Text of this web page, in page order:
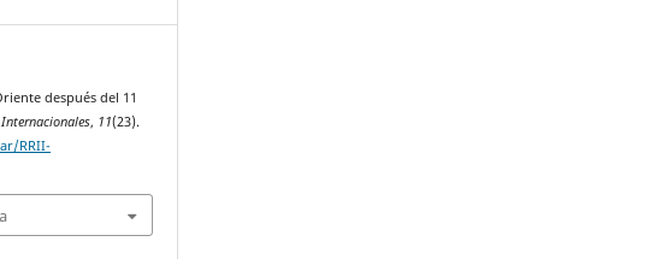
después del 11
Internacionales, 11(23).
RRII-